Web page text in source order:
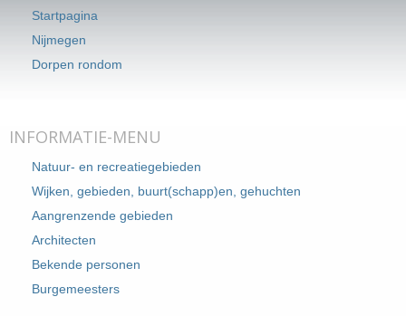
Startpagina
Nijmegen
Dorpen rondom
INFORMATIE-MENU
Natuur- en recreatiegebieden
Wijken, gebieden, buurt(schapp)en, gehuchten
Aangrenzende gebieden
Architecten
Bekende personen
Burgemeesters